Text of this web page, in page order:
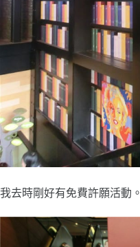
我去時剛好有免費許願活動。